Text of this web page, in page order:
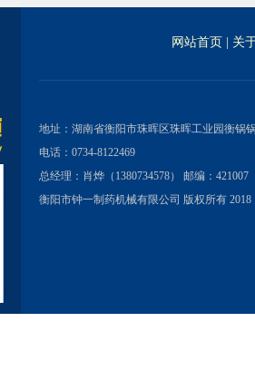
网站首页 关
地址：湖南省衡阳市珠晖区珠晖工业园衡锅
电话：0734-8122469
总经理：肖烨（1380734578） 邮编：421007
衡阳市钟一制药机械有限公司 版权所有